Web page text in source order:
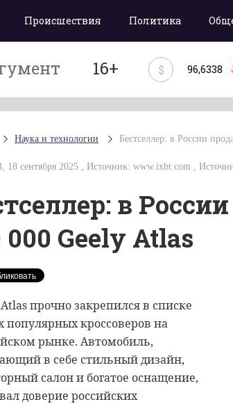
Происшествия Политика
16+ $ 96,6338
Наука и технологии Бестселлер: в России
18 сентября 2025 , Источник: www.ixbt.com ,
в
000 Geely Atlas
прочно закрепился в списке
популярных кроссоверов на
рынке. Автомобиль,
в себе стильный дизайн,
салон и богатое оснащение,
доверие российских